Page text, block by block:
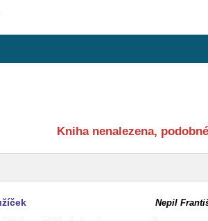
Kniha nenalezena,
Nepil